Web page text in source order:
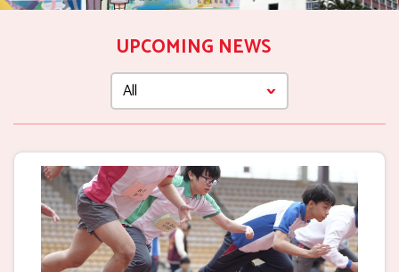
UPCOMING NEWS